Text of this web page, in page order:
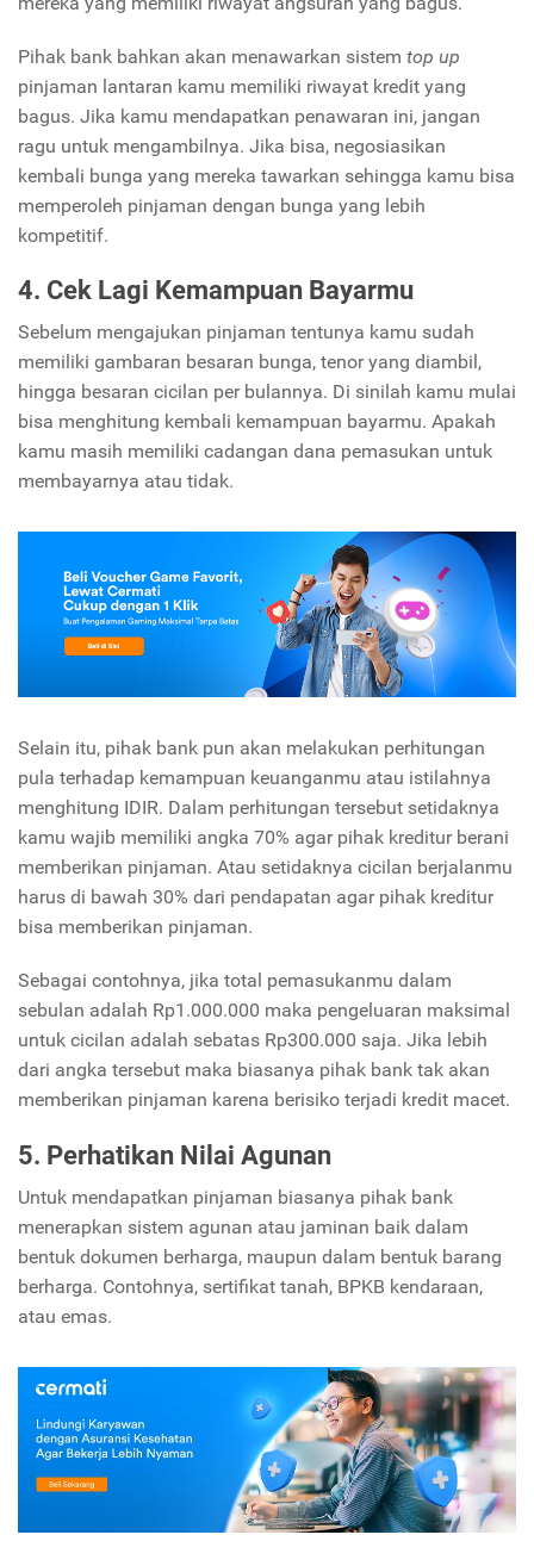
Pihak bank bahkan akan menawarkan sistem top up
pinjaman lantaran kamu memiliki riwayat kredit yang
bagus. Jika kamu mendapatkan penawaran ini, jangan
ragu untuk mengambilnya. Jika bisa, negosiasikan
kembali bunga yang mereka tawarkan sehingga kamu bisa
memperoleh pinjaman dengan bunga yang lebih
kompetitif.
4. Cek Lagi Kemampuan Bayarmu
Sebelum mengajukan pinjaman tentunya kamu sudah
memiliki gambaran besaran bunga, tenor yang diambil,
hingga besaran cicilan per bulannya. Di sinilah kamu mulai
bisa menghitung kembali kemampuan bayarmu. Apakah
kamu masih memiliki cadangan dana pemasukan untuk
membayarnya atau tidak.
Selain itu, pihak bank pun akan melakukan perhitungan
pula terhadap kemampuan keuanganmu atau istilahnya
menghitung IDIR. Dalam perhitungan tersebut setidaknya
kamu wajib memiliki angka 70% agar pihak kreditur berani
memberikan pinjaman. Atau setidaknya cicilan berjalanmu
harus di bawah 30% dari pendapatan agar pihak kreditur
bisa memberikan pinjaman.
Sebagai contohnya, jika total pemasukanmu dalam
sebulan adalah Rp1.000.000 maka pengeluaran maksimal
untuk cicilan adalah sebatas Rp300.000 saja. Jika lebih
dari angka tersebut maka biasanya pihak bank tak akan
memberikan pinjaman karena berisiko terjadi kredit macet.
5. Perhatikan Nilai Agunan
Untuk mendapatkan pinjaman biasanya pihak bank
menerapkan sistem agunan atau jaminan baik dalam
bentuk dokumen berharga, maupun dalam bentuk barang
berharga. Contohnya, sertifikat tanah, BPKB kendaraan,
atau emas.